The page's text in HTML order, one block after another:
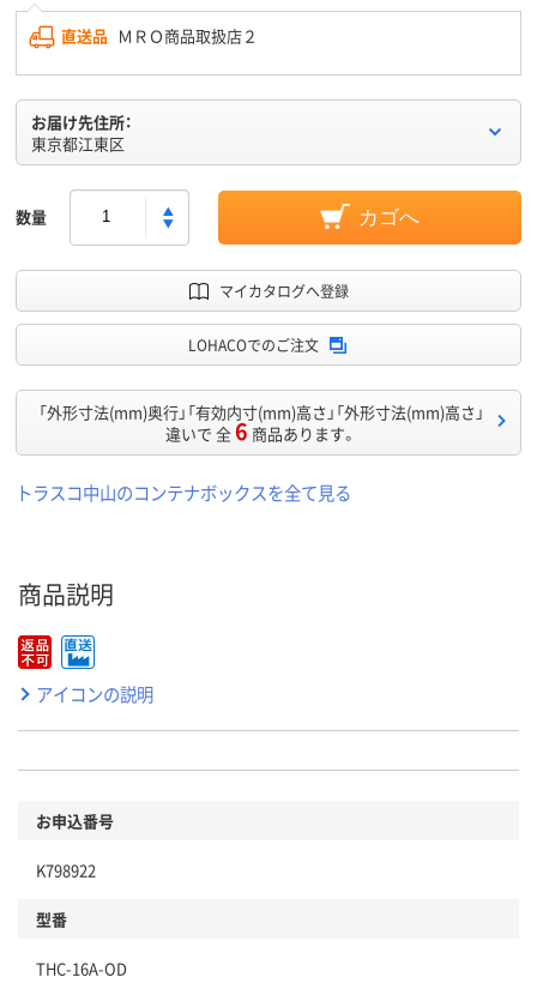
直送品 ＭＲＯ商品取扱店２
お届け先住所：
東京都江東区
数量 カゴへ
マイカタログへ登録
LOHACOでのご注文
「外形寸法(mm)奥行」「有効内寸(mm)高さ」「外形寸法(mm)高さ」
違いで 全6 商品あります。
トラスコ中山のコンテナボックスを全て見る
商品説明
アイコンの説明
お申込番号
K798922
型番
THC-16A-OD